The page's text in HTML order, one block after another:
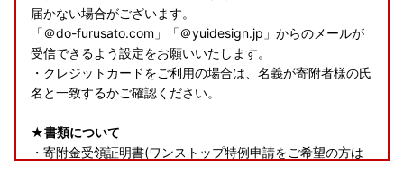
届かない場合がございます。
「＠do-furusato.com」「＠yuidesign.jp」からのメールが
受信できるよう設定をお願いいたします。
・クレジットカードをご利用の場合は、名義が寄附者様の氏
名と一致するかご確認ください。
★書類について
・寄附金受領証明書(ワンストップ特例申請をご希望の方は